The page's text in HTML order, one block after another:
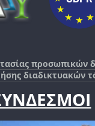
προσωπικών
διαδικτυακών